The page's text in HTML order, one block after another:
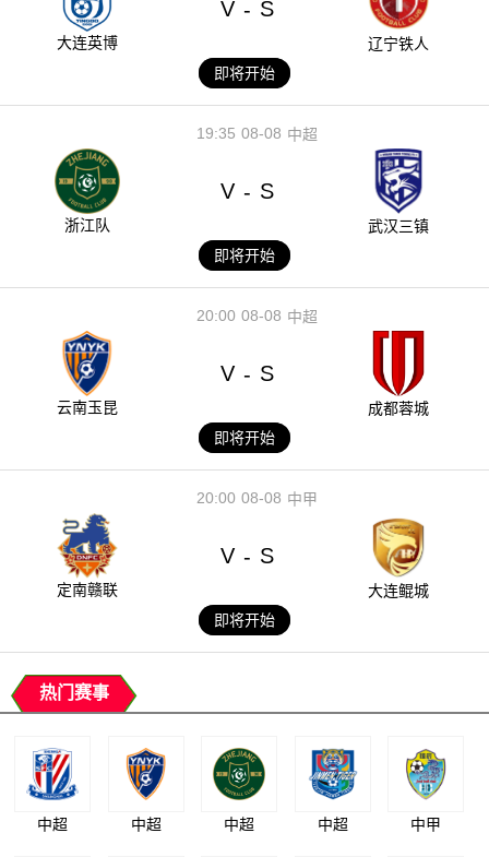
大连英博
V - S
辽宁铁人
即将开始
08-08
19:35 中超
浙江队
V - S
武汉三镇
即将开始
08-08
20:00 中超
云南玉昆
V - S
成都蓉城
即将开始
08-08
20:00 中甲
定南赣联
V - S
大连鲲城
即将开始
热门赛事
中超 中超 中超 中超 中甲